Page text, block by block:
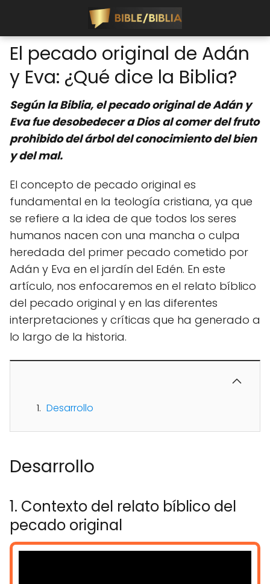
El pecado original de Adán
y Eva: ¿Qué dice la Biblia?
Según la Biblia, el pecado original de Adán y
Eva fue desobedecer a Dios al comer del fruto
prohibido del árbol del conocimiento del bien
y del mal.
El concepto de pecado original es
fundamental en la teología cristiana, ya que
se refiere a la idea de que todos los seres
humanos nacen con una mancha o culpa
heredada del primer pecado cometido por
Adán y Eva en el jardín del Edén. En este
artículo, nos enfocaremos en el relato bíblico
del pecado original y en las diferentes
interpretaciones y críticas que ha generado a
lo largo de la historia.
Desarrollo
Desarrollo
1. Contexto del relato bíblico del
pecado original